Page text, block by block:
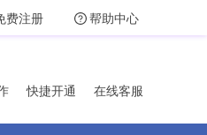
费注册 帮助中心
快捷开通 在线客服